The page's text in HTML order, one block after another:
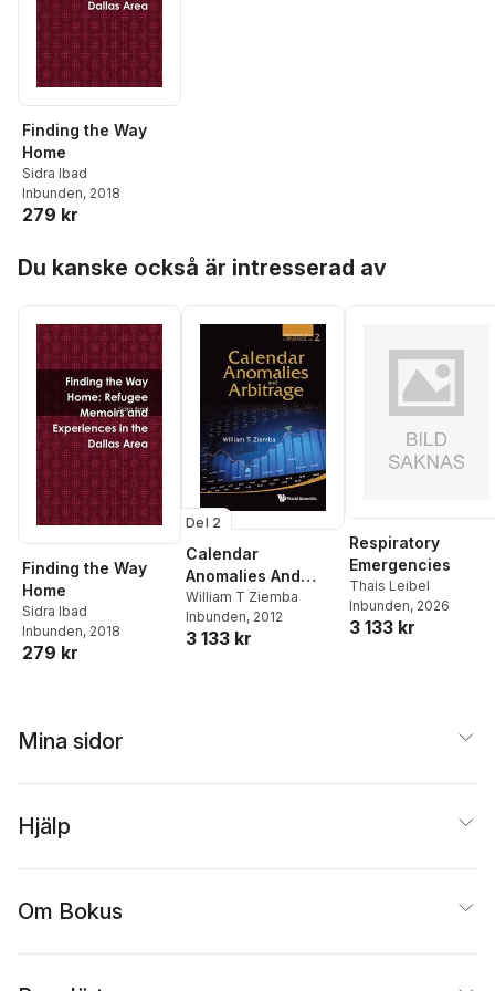
Finding the Way
Home
Sidra Ibad
Inbunden, 2018
279 kr
Du kanske också är intresserad av
Finding the Way
Home
Sidra Ibad
Inbunden, 2018
279 kr
Del 2
Calendar
Anomalies And
Arbitrage
William T Ziemba
Inbunden, 2012
3 133 kr
Respiratory
Emergencies
Thais Leibel
Inbunden, 2026
3 133 kr
Mina sidor
Hjälp
Om Bokus